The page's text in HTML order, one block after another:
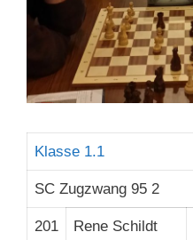
Klasse 1.1
SC Zugzwang 95 2
201 Rene Schildt